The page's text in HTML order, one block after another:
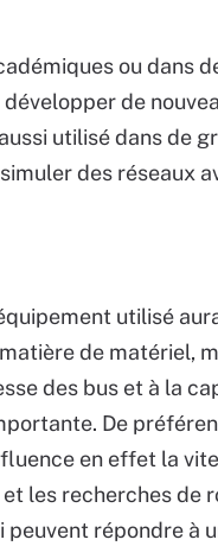
ou dans
de
utilisé dans de
des réseaux
utilisé
de matériel,
des bus et à la
De
en effet la
les recherches de
peuvent répondre à